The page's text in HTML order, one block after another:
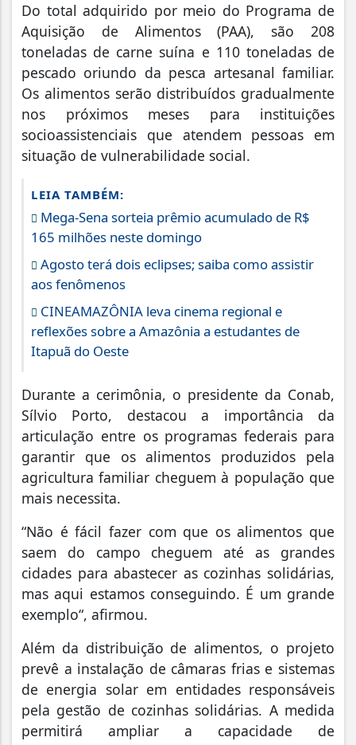
Do total adquirido por meio do Programa de
Aquisição de Alimentos (PAA), são 208
toneladas de carne suína e 110 toneladas de
pescado oriundo da pesca artesanal familiar.
Os alimentos serão distribuídos gradualmente
nos próximos meses para instituições
socioassistenciais que atendem pessoas em
situação de vulnerabilidade social.
LEIA TAMBÉM:
Mega-Sena sorteia prêmio acumulado de R$
165 milhões neste domingo
Agosto terá dois eclipses; saiba como assistir
aos fenômenos
CINEAMAZÔNIA leva cinema regional e
reflexões sobre a Amazônia a estudantes de
Itapuã do Oeste
Durante a cerimônia, o presidente da Conab,
Sílvio Porto, destacou a importância da
articulação entre os programas federais para
garantir que os alimentos produzidos pela
agricultura familiar cheguem à população que
mais necessita.
“Não é fácil fazer com que os alimentos que
saem do campo cheguem até as grandes
cidades para abastecer as cozinhas solidárias,
mas aqui estamos conseguindo. É um grande
exemplo“, afirmou.
Além da distribuição de alimentos, o projeto
prevê a instalação de câmaras frias e sistemas
de energia solar em entidades responsáveis
pela gestão de cozinhas solidárias. A medida
permitirá ampliar a capacidade de